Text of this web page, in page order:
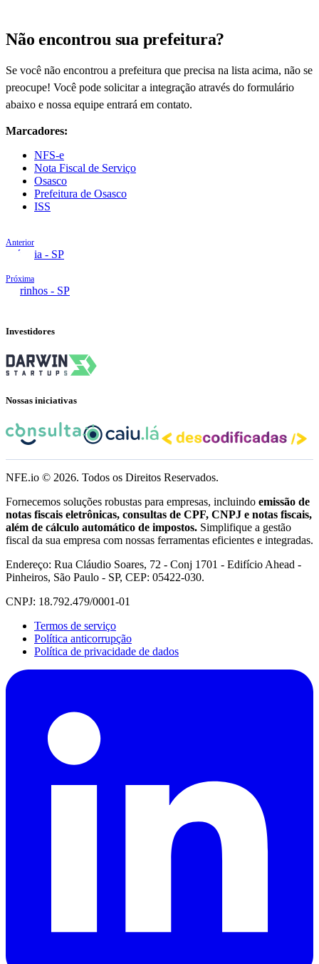
Não encontrou sua prefeitura?
Se você não encontrou a prefeitura que precisa na lista acima, não se
preocupe! Você pode solicitar a integração através do formulário
abaixo e nossa equipe entrará em contato.
Marcadores:
NFS-e
Nota Fiscal de Serviço
Osasco
Prefeitura de Osasco
ISS
Anterior
Olímpia - SP
Próxima
Ourinhos - SP
Investidores
Nossas iniciativas
NFE.io © 2026. Todos os Direitos Reservados.
Fornecemos soluções robustas para empresas, incluindo emissão de
notas fiscais eletrônicas, consultas de CPF, CNPJ e notas fiscais,
além de cálculo automático de impostos. Simplifique a gestão
fiscal da sua empresa com nossas ferramentas eficientes e integradas.
Endereço: Rua Cláudio Soares, 72 - Conj 1701 - Edifício Ahead -
Pinheiros, São Paulo - SP, CEP: 05422-030.
CNPJ: 18.792.479/0001-01
Termos de serviço
Política anticorrupção
Política de privacidade de dados